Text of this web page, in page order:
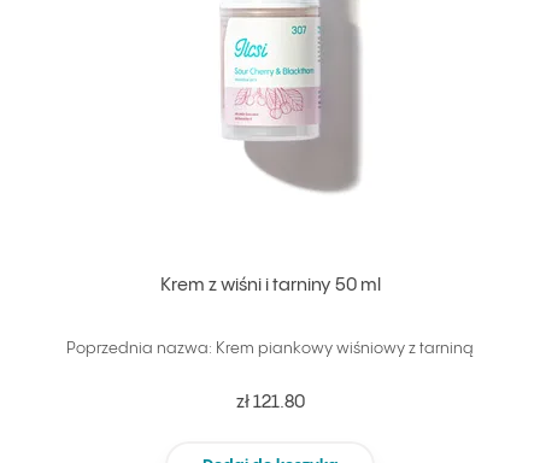
Krem z wiśni i tarniny 50 ml
Poprzednia nazwa: Krem piankowy wiśniowy z tarniną
zł 121.80